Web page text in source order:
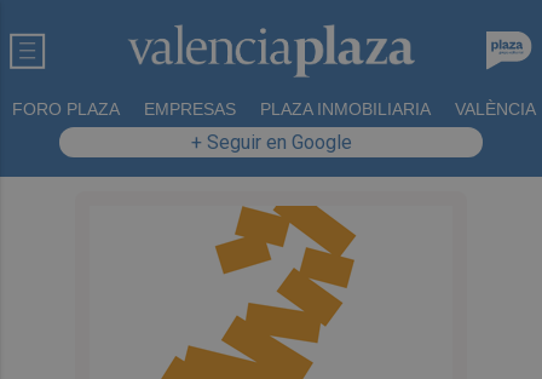
FORO PLAZA EMPRESAS PLAZA INMOBILIARIA VALÈNCIA
+ Seguir en Google